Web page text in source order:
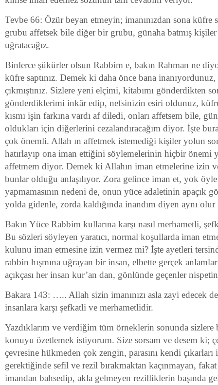
Tevbe 66: Özür beyan etmeyin; imanınızdan sona küfre
grubu affetsek bile diğer bir grubu, günaha batmış
uğratacağız.
Binlerce şükürler olsun Rabbim e, bakın Rahman ne
küfre saptınız. Demek ki daha önce bana
çıkmıştınız. Sizlere yeni elçimi, kitabımı gönderdikten
gönderdiklerimi inkâr edip, nefsinizin esiri oldunuz,
kısmı işin farkına vardı af diledi, onları affetsem bile,
oldukları için diğerlerini cezalandıracağım diyor. İşte
çok önemli. Allah ın affetmek istemediği kişiler yolun
hatırlayıp ona iman ettiğini söylemelerinin hiçbir önemi
affetmem diyor. Demek ki Allahın iman etmelerine izin
bunlar olduğu anlaşılıyor. Zora gelince iman et, yok
yapmamasının nedeni de, onun yüce adaletinin apaçık
yolda gidenle, zorda kaldığında inandım diyen aynı olur
Bakın Yüce Rabbim kullarına karşı nasıl merhametli,
Bu sözleri söyleyen yaratıcı, normal koşullarda iman
kulunu iman etmesine izin vermez mi? İşte ayetleri
rabbin hışmına uğrayan bir insan, elbette gerçek
açıkçası her insan kur’an dan, gönlünde geçenler
Bakara 143: ….. Allah sizin imanınızı asla zayi edecek
insanlara karşı şefkatli ve merhametlidir.
Yazdıklarım ve verdiğim tüm örneklerin sonunda
konuyu özetlemek istiyorum. Size sorsam ve desem ki;
çevresine hükmeden çok zengin, parasını kendi
gerektiğinde sefil ve rezil bırakmaktan kaçınmayan,
imandan bahsedip, akla gelmeyen rezilliklerin başında